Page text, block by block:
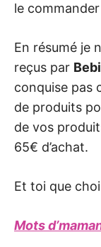
le commander
En résumé je
reçus par
conquise pas
de produits
de vos
65€ d’achat.
Et toi que
Mots